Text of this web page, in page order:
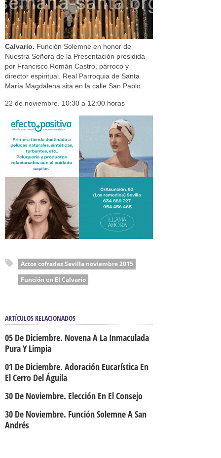
Calvario. Función Solemne en honor de
Nuestra Señora de la Presentación presidida
por Francisco Román Castro, párroco y
director espiritual. Real Parroquia de Santa
María Magdalena sita en la calle San Pablo.
22 de noviembre. 10:30 a 12:00 horas
Actos cofrades Sevilla noviembre 2015
Función en El Calvario
ARTÍCULOS RELACIONADOS
05 De Diciembre. Novena A La Inmaculada
Pura Y Limpia
01 De Diciembre. Adoración Eucarística En
El Cerro Del Águila
30 De Noviembre. Elección En El Consejo
30 De Noviembre. Función Solemne A San
Andrés